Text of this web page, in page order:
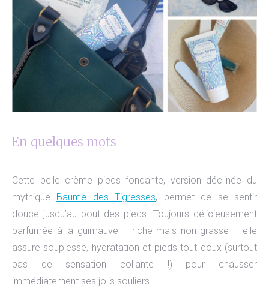
En quelques mots
Cette belle crème pieds fondante, version déclinée du
mythique Baume des Tigresses, permet de se sentir
douce jusqu’au bout des pieds. Toujours délicieusement
parfumée à la guimauve – riche mais non grasse – elle
assure souplesse, hydratation et pieds tout doux (surtout
pas de sensation collante !) pour chausser
immédiatement ses jolis souliers.